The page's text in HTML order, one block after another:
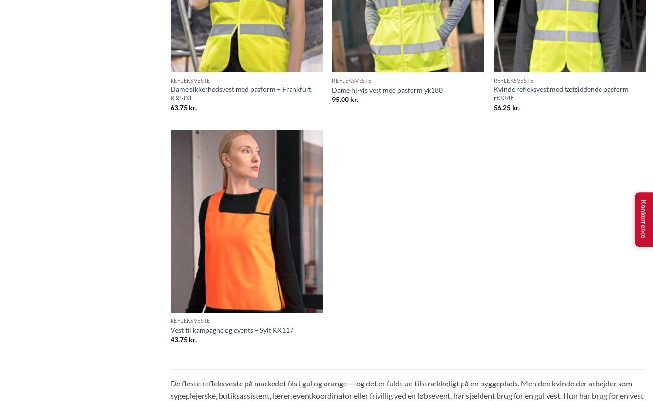
REFLEKSVESTE
Dame sikkerhedsvest med pasform – Frankfurt
KX503
63.75 kr.
REFLEKSVESTE
Dame hi-vis vest med pasform yk180
95.00 kr.
REFLEKSVESTE
Kvinde refleksvest med tætsiddende pasform
rt334f
56.25 kr.
REFLEKSVESTE
Vest til kampagne og events – Sylt KX117
43.75 kr.
De fleste refleksveste på markedet fås i gul og orange — og det er fuldt ud tilstrækkeligt på en byggeplads. Men den kvinde der arbejder som
sygeplejerske, butiksassistent, lærer, eventkoordinator eller frivillig ved en løbsevent, har sjældent brug for en gul vest. Hun har brug for en vest
Konkurrence